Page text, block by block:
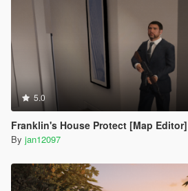
5.0
Franklin's House Protect [Map Editor]
By jan12097